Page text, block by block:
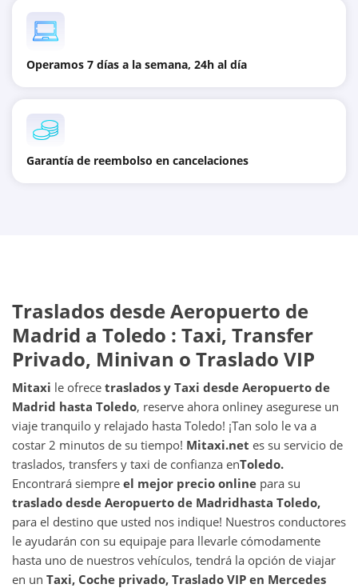
Operamos 7 días a la semana, 24h al día
Garantía de reembolso en cancelaciones
Traslados desdeAeropuerto de
Madrid a Toledo : Taxi, Transfer
Privado, Minivan o Traslado VIP
Mitaxi le ofrece traslados y Taxi desde Aeropuerto de
Madrid hasta Toledo, reserve ahora onliney asegurese un
viaje tranquilo y relajado hasta Toledo! ¡Tan solo le va a
costar 2 minutos de su tiempo! Mitaxi.net es su servicio de
traslados, transfers y taxi de confianza enToledo.
Encontrará siempre el mejor precio online para su
traslado desde Aeropuerto de Madridhasta Toledo,
para el destino que usted nos indique! Nuestros conductores
le ayudarán con su equipaje para llevarle cómodamente
hasta uno de nuestros vehículos, tendrá la opción de viajar
en un Taxi, Coche privado, Traslado VIP en Mercedes